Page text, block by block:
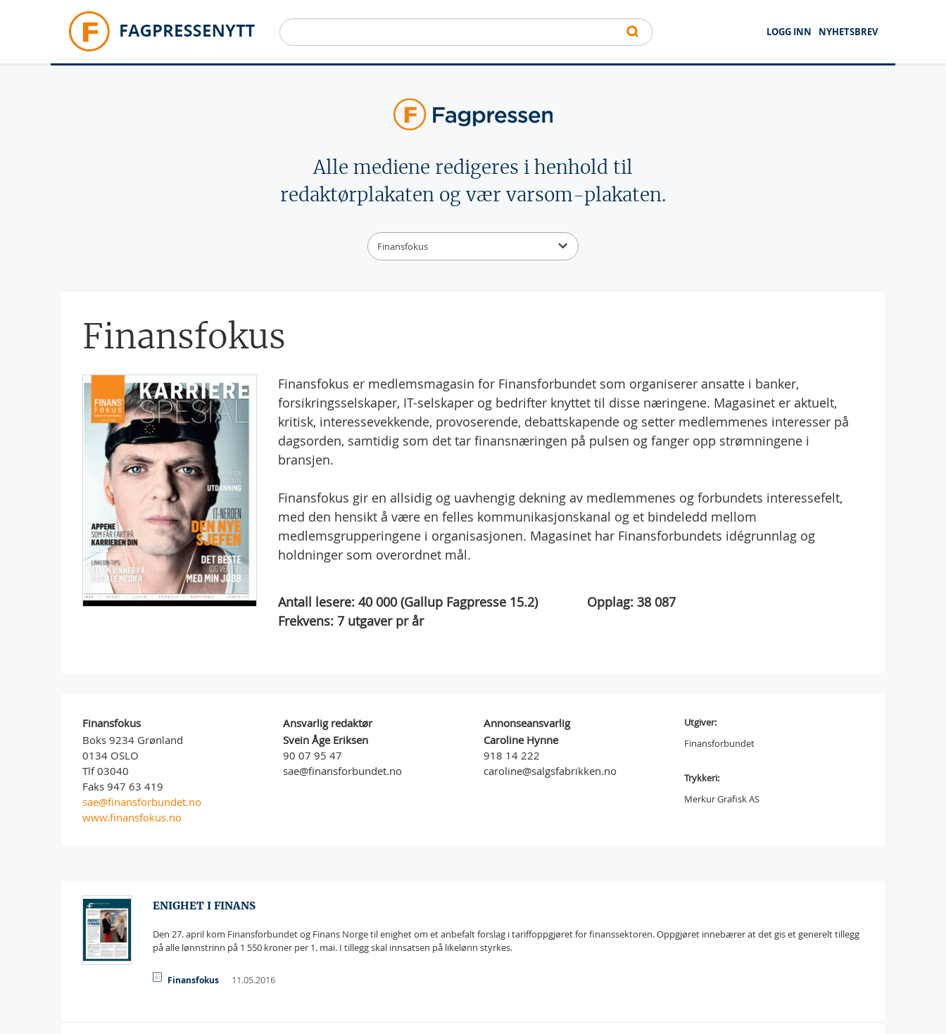
LOGG INN
NYHETSBREV
Alle mediene redigeres i henhold til
redaktørplakaten og vær varsom-plakaten.
Finansfokus
Finansfokus
Finansfokus er medlemsmagasin for Finansforbundet som organiserer ansatte i banker,
forsikringsselskaper, IT-selskaper og bedrifter knyttet til disse næringene. Magasinet er aktuelt,
kritisk, interessevekkende, provoserende, debattskapende og setter medlemmenes interesser på
dagsorden, samtidig som det tar finansnæringen på pulsen og fanger opp strømningene i
bransjen.
Finansfokus gir en allsidig og uavhengig dekning av medlemmenes og forbundets interessefelt,
med den hensikt å være en felles kommunikasjonskanal og et bindeledd mellom
medlemsgrupperingene i organisasjonen. Magasinet har Finansforbundets idégrunnlag og
holdninger som overordnet mål.
Antall lesere: 40 000 (Gallup Fagpresse 15.2) Opplag: 38 087
Frekvens: 7 utgaver pr år
Finansfokus
Boks 9234 Grønland
0134 OSLO
Tlf 03040
Faks 947 63 419
sae@finansforbundet.no
www.finansfokus.no
Ansvarlig redaktør
Svein Åge Eriksen
90 07 95 47
sae@finansforbundet.no
Annonseansvarlig
Caroline Hynne
918 14 222
caroline@salgsfabrikken.no
Utgiver:
Finansforbundet
Trykkeri:
Merkur Grafisk AS
ENIGHET I FINANS
Den 27. april kom Finansforbundet og Finans Norge til enighet om et anbefalt forslag i tariffoppgjøret for finanssektoren. Oppgjøret innebærer at det gis et generelt tillegg
på alle lønnstrinn på 1 550 kroner per 1. mai. I tillegg skal innsatsen på likelønn styrkes.
Finansfokus 11.05.2016